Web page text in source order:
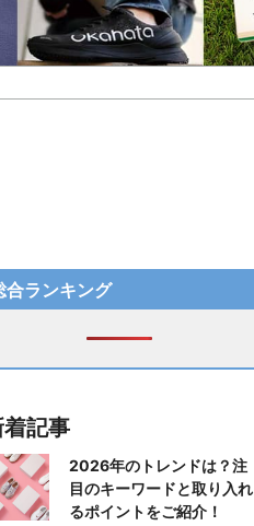
合ランキング
着記事
2026年のトレンドは？注
目のキーワードと取り入れ
るポイントをご紹介！